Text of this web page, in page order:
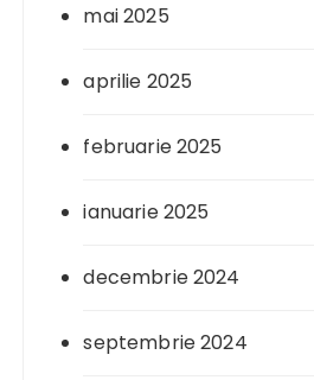
mai 2025
aprilie 2025
februarie 2025
ianuarie 2025
decembrie 2024
septembrie 2024